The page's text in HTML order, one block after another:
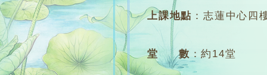
上課地點 ：志蓮中心四
堂 數 ：約14堂